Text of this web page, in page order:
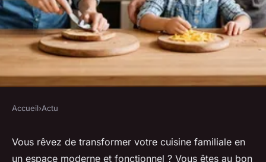
10 astuces pour moderniser
Accueil›Actu
Vous rêvez de transformer votre cuisine familiale en
un espace moderne et fonctionnel ? Vous êtes au bon